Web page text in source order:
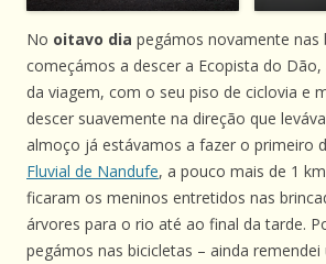
No oitavo dia pegámos novamente nas
começámos a descer a Ecopista do
da viagem, com o seu piso de ciclovia e
descer suavemente na direção que
almoço já estávamos a fazer o primeiro
Fluvial de Nandufe, a pouco mais de 1
ficaram os meninos entretidos nas
árvores para o rio até ao final da tarde.
pegámos nas bicicletas – ainda